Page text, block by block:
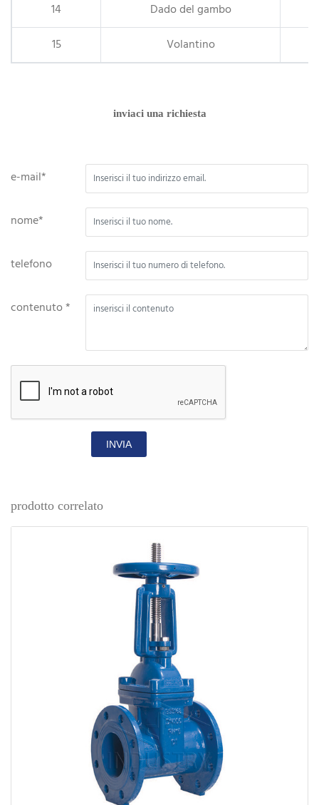
14
Dado del gambo
15
Volantino
inviaci una richiesta
e-mail*
nome*
telefono
contenuto *
INVIA
prodotto correlato